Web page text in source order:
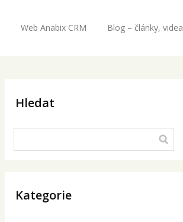
Web Anabix CRM Blog – články, videa
Hledat
Kategorie